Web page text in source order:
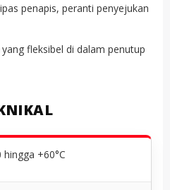
penapis, peranti penyejukan
fleksibel di dalam penutup
hingga +60°C